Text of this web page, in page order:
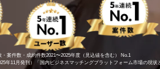
案件数・成約件数2021〜2025年度（見込値を含む） No.1
年11月発刊）「国内ビジネスマッチングプラットフォーム市場の現状